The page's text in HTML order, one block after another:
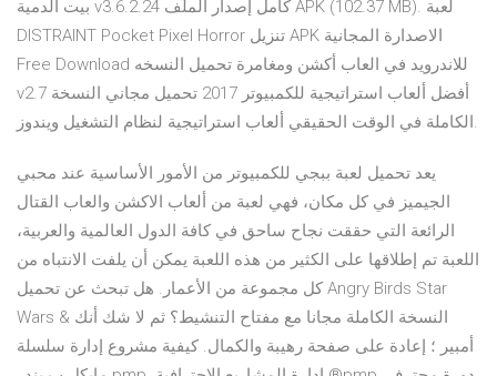
بيت الدمية v3.6.2.24 كامل إصدار الملف APK (102.37 MB). لعبة
DISTRAINT Pocket Pixel Horror تنزيل APK الاصدارة المجانية
Free Download للاندرويد في العاب أكشن ومغامرة تحميل النسخه
v2.7 أفضل ألعاب استراتيجية للكمبيوتر 2017 تحميل مجاني النسخة
الكاملة في الوقت الحقيقي ألعاب استراتيجية لنظام التشغيل ويندوز.
يعد تحميل لعبة ببجي للكمبيوتر من الأمور الأساسية عند محبي
الجيميز في كل مكان، فهي لعبة من ألعاب الاكشن والعاب القتال
الرائعة التي حققت نجاح ساحق في كافة الدول العالمية والعربية،
اللعبة تم إطلاقها على الكثير من هذه اللعبة يمكن أن يلفت الانتباه من
كل مجموعة من الأعمار. هل تبحث عن تحميل Angry Birds Star
Wars النسخة الكاملة مجانا مع مفتاح التنشيط؟ ثم لا شك أنك &
أمبير ؛ إعادة على صفحة رهيبة والكمال. كيفية مشروع إدارة سلسلة